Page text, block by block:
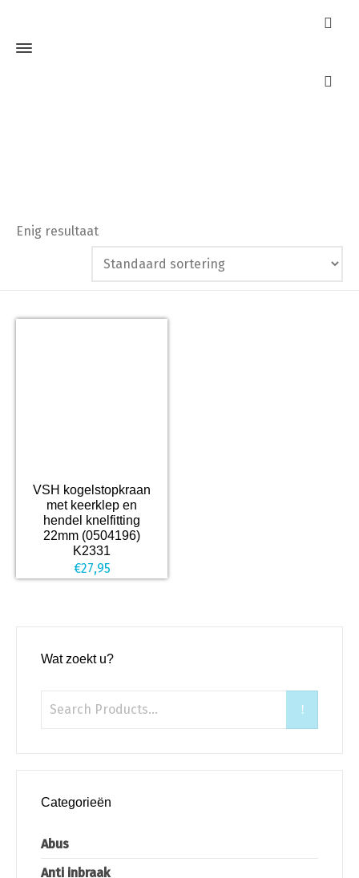
Enig resultaat
VSH kogelstopkraan
met keerklep en
hendel knelfitting
22mm (0504196)
K2331
€27,95
Wat zoekt u?
Categorieën
Abus
Anti inbraak